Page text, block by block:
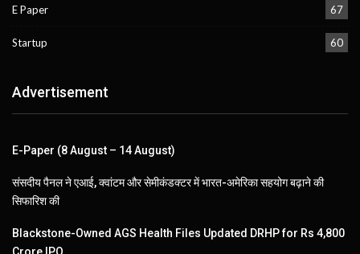
E Paper 67
Startup 60
Advertisement
E-Paper (8 August – 14 August)
संसदीय पैनल ने एआई, क्वांटम और सेमीकंडक्टर में भारत-अमेरिका सहयोग बढ़ाने की
सिफारिश की
Blackstone-Owned AGS Health Files Updated DRHP for Rs 4,800